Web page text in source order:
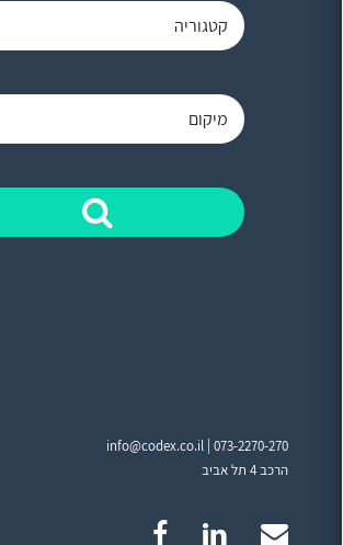
קטגוריה
מיקום
info@codex.co.il |073-2270-270
הרכב 4 תל אביב